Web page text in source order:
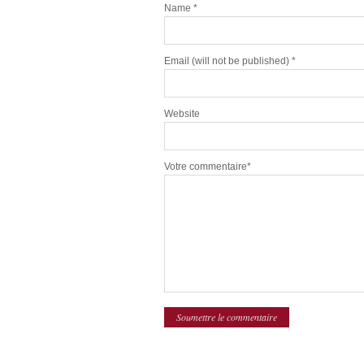
Name *
Email (will not be published) *
Website
Votre commentaire*